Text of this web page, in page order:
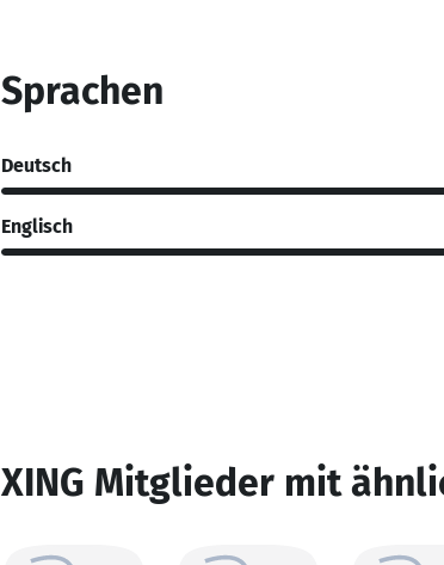
Sprachen
Deutsch
Englisch
XING Mitglieder mit